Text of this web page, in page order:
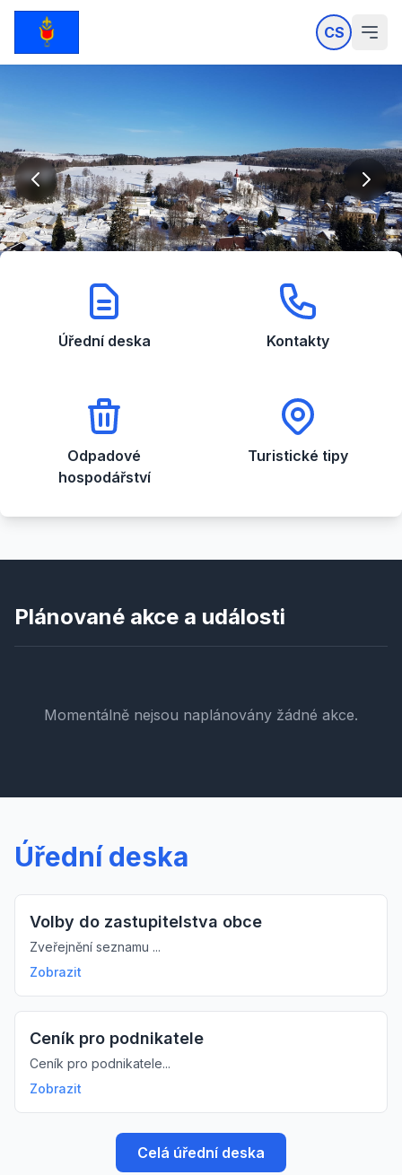
CS
Úřední deska Kontakty
Odpadové
hospodářství
Turistické tipy
Plánované akce a události
Momentálně nejsou naplánovány žádné akce.
Úřední deska
Volby do zastupitelstva obce
Zveřejnění seznamu ...
Zobrazit
Ceník pro podnikatele
Ceník pro podnikatele...
Zobrazit
Celá úřední deska